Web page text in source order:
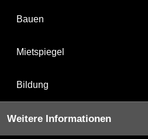
Bauen
Mietspiegel
Bildung
Weitere Informationen